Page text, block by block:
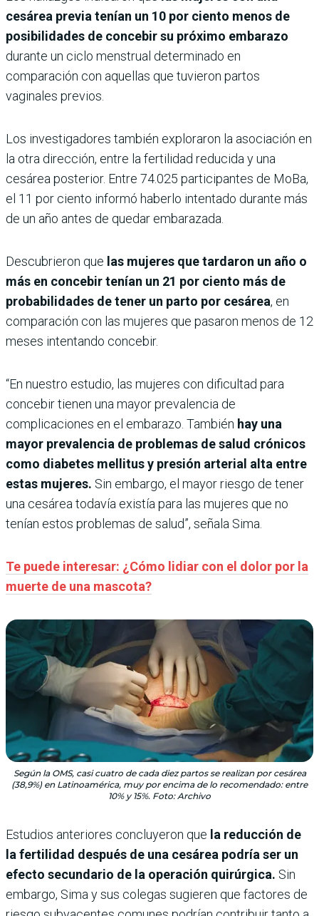
cesárea previa tenían un 10 por ciento menos de
posibilidades de concebir su próximo embarazo
durante un ciclo menstrual determinado en
comparación con aquellas que tuvieron partos
vaginales previos.
Los investigadores también exploraron la asociación en
la otra dirección, entre la fertilidad reducida y una
cesárea posterior. Entre 74.025 participantes de MoBa,
el 11 por ciento informó haberlo intentado durante más
de un año antes de quedar embarazada.
Descubrieron que las mujeres que tardaron un año o
más en concebir tenían un 21 por ciento más de
probabilidades de tener un parto por cesárea, en
comparación con las mujeres que pasaron menos de 12
meses intentando concebir.
“En nuestro estudio, las mujeres con dificultad para
concebir tienen una mayor prevalencia de
complicaciones en el embarazo. También hay una
mayor prevalencia de problemas de salud crónicos
como diabetes mellitus y presión arterial alta entre
estas mujeres. Sin embargo, el mayor riesgo de tener
una cesárea todavía existía para las mujeres que no
tenían estos problemas de salud”, señala Sima.
Te puede interesar: ¿Cómo lidiar con el dolor por la
muerte de una mascota?
Según la OMS, casi cuatro de cada diez partos se realizan por cesárea
(38,9%) en Latinoamérica, muy por encima de lo recomendado: entre
10% y 15%. Foto: Archivo
Estudios anteriores concluyeron que la reducción de
la fertilidad después de una cesárea podría ser un
efecto secundario de la operación quirúrgica. Sin
embargo, Sima y sus colegas sugieren que factores de